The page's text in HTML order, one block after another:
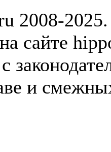
2008-
сайте
и